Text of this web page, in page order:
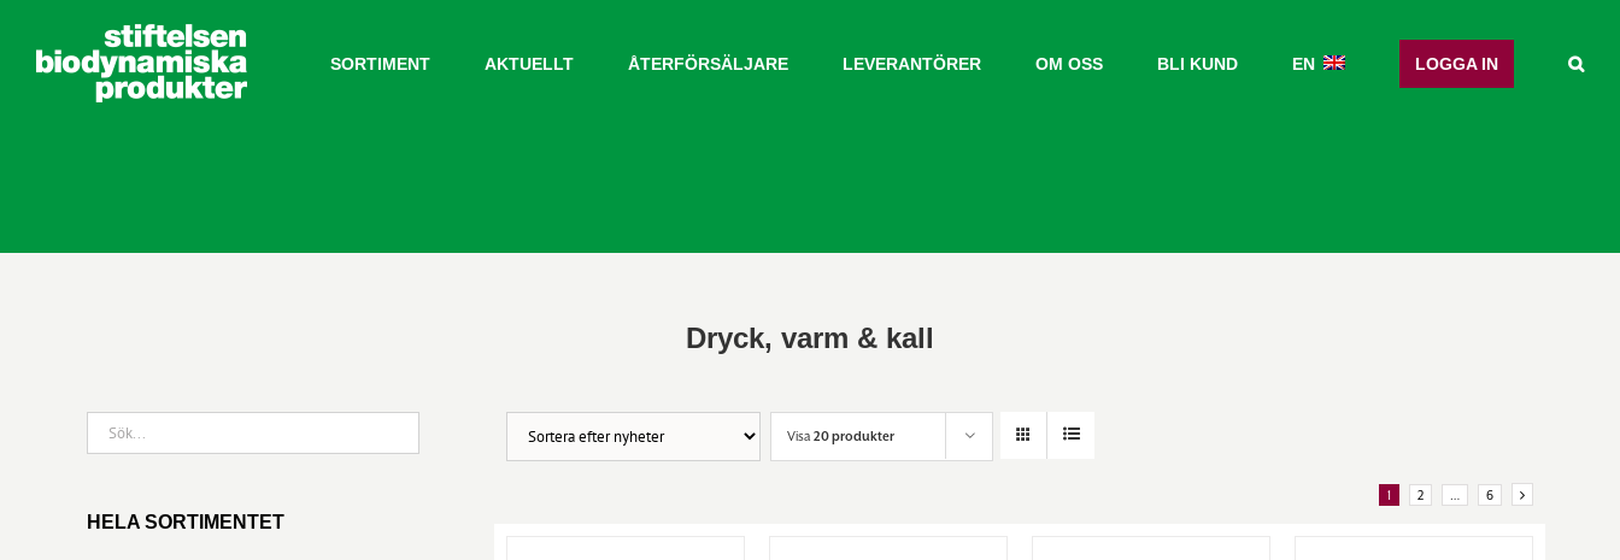
innehållet
SORTIMENT AKTUELLT ÅTERFÖRSÄLJARE LEVERANTÖRER OM OSS BLI KUND EN LOGGA IN
Dryck, varm & kall
Visa 20 produkter
1 2 … 6
HELA SORTIMENTET